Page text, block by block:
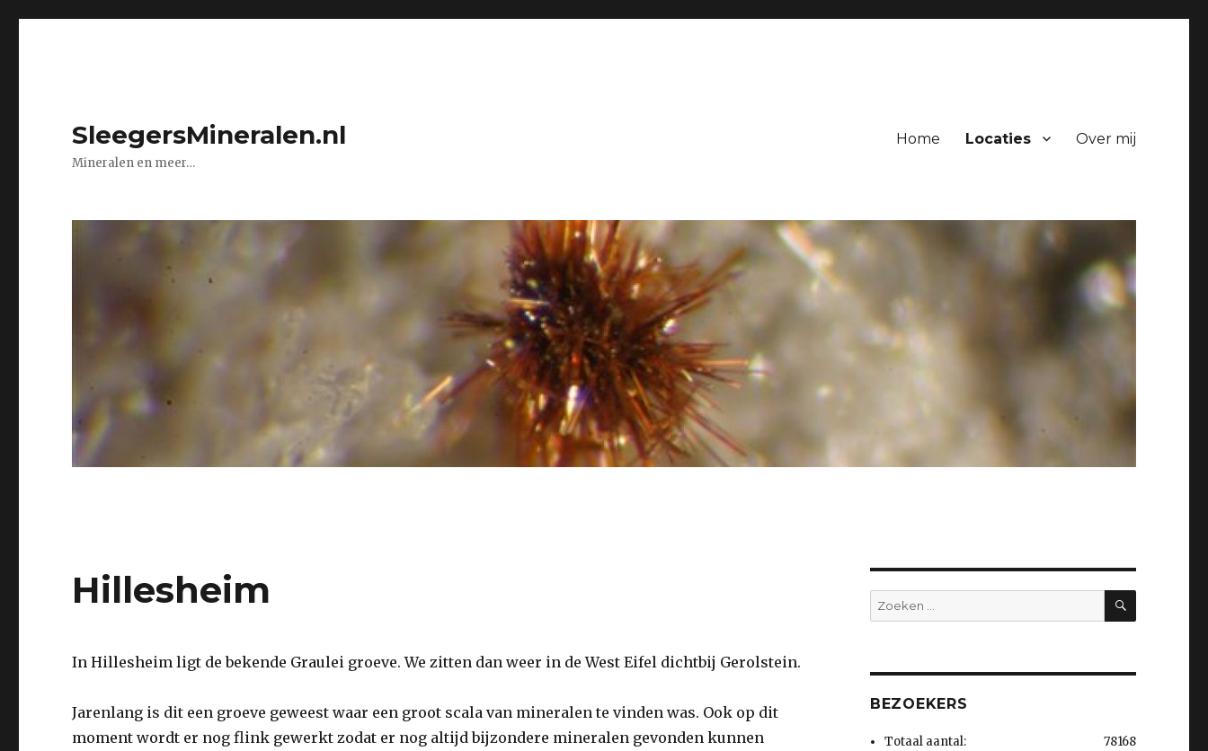
SleegersMineralen.nl
Mineralen en meer…
Home Locaties Over mij
Hillesheim
In Hillesheim ligt de bekende Graulei groeve. We zitten dan weer in de West Eifel dichtbij Gerolstein.
Jarenlang is dit een groeve geweest waar een groot scala van mineralen te vinden was. Ook op dit
moment wordt er nog flink gewerkt zodat er nog altijd bijzondere mineralen gevonden kunnen
Zoeken
naar:
ZOEKEN
BEZOEKERS
78168
Totaal aantal: